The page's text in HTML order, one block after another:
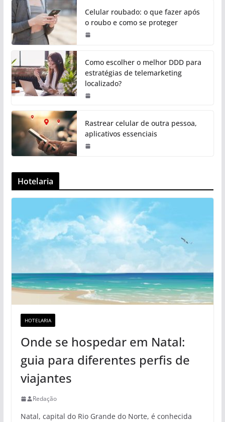
Celular roubado: o que fazer após
o roubo e como se proteger
Como escolher o melhor DDD para
estratégias de telemarketing
localizado?
Rastrear celular de outra pessoa,
aplicativos essenciais
Hotelaria
HOTELARIA
Onde se hospedar em Natal:
guia para diferentes perfis de
viajantes
Redação
Natal, capital do Rio Grande do Norte, é conhecida